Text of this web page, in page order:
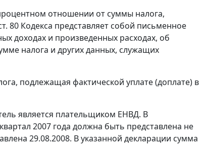
отношении от суммы налога,
80 Кодекса представляет собой письменное
доходах и произведенных расходах, об
налога и других данных, служащих
подлежащая фактической уплате (доплате) в
является плательщиком ЕНВД. В
2007 года должна быть представлена не
29.08.2008. В указанной декларации сумма